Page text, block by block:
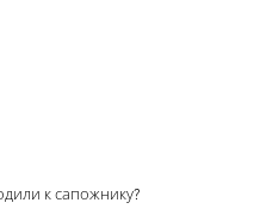
к сапожнику?